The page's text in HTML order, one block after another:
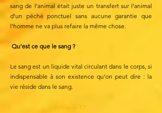
sang de l’animal était juste un transfert sur l’animal
d’un péché ponctuel sans aucune garantie que
l’homme ne va plus refaire la même chose.
Qu’est ce que le sang ?
Le sang est un liquide vital circulant dans le corps, si
indispensable à son existence qu’on peut dire : la
vie réside dans le sang.
Lévitique 17